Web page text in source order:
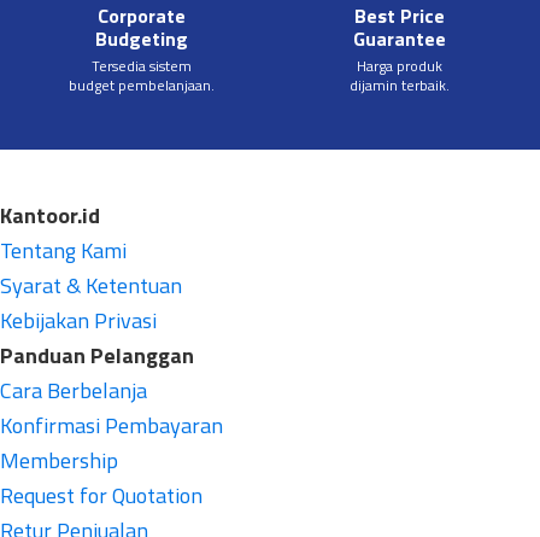
Corporate
Budgeting
Tersedia sistem
budget pembelanjaan.
Best Price
Guarantee
Harga produk
dijamin terbaik.
Kantoor.id
Tentang Kami
Syarat & Ketentuan
Kebijakan Privasi
Panduan Pelanggan
Cara Berbelanja
Konfirmasi Pembayaran
Membership
Request for Quotation